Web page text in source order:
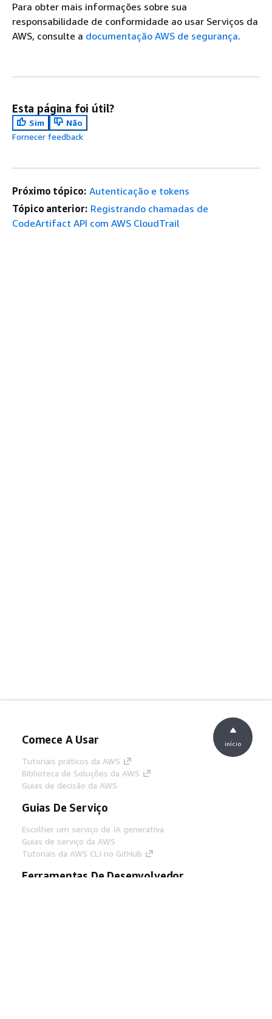
Para obter mais informações sobre sua
responsabilidade de conformidade ao usar Serviços da
AWS, consulte a documentação AWS de segurança.
Esta página foi útil?
Sim
Não
Fornecer feedback
Próximo tópico: Autenticação e tokens
Tópico anterior: Registrando chamadas de
CodeArtifact API com AWS CloudTrail
Comece A Usar
Tutoriais práticos da AWS
Biblioteca de Soluções da AWS
Guias de decisão da AWS
Guias De Serviço
Escolher um serviço de IA generativa
Guias de serviço da AWS
Tutoriais da AWS CLI no GitHub
Ferramentas De Desenvolvedor
início